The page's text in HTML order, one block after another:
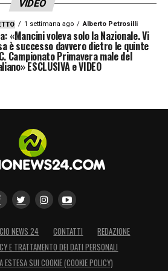
NOSTRE TOP NEWS
VIDEO
1 settimana ago Alberto Petrosilli
«Mancini voleva solo la Nazionale. Vi
è successo davvero dietro le quinte
Campionato Primavera male del
ESCLUSIVA e VIDEO
NEWS 24 CONTATTI
REDAZIONE
E TRATTAMENTO DEI DATI PERSONALI
ESTESA SUI COOKIE (COOKIE POLICY)